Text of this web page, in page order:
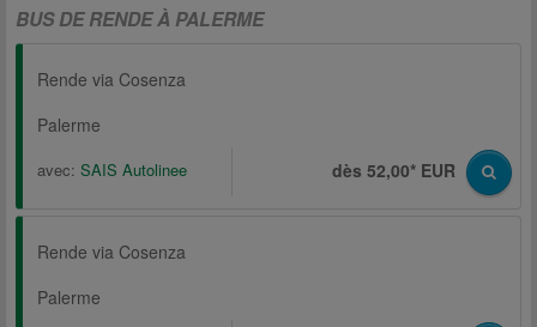
BUS DE RENDE À PALERME
Rende via Cosenza
Palerme
avec: SAIS Autolinee dès 52,00* EUR
Rende via Cosenza
Palerme